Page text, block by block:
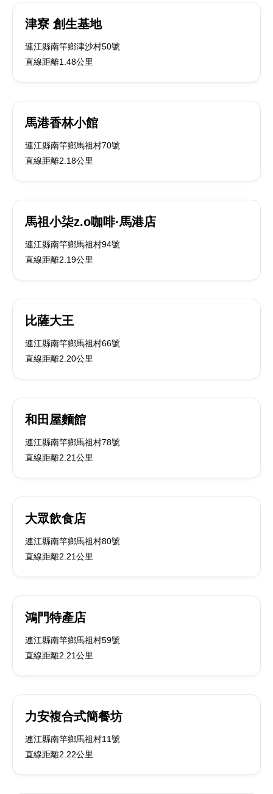
津寮 創生基地
連江縣南竿鄉津沙村50號
直線距離1.48公里
馬港香林小館
連江縣南竿鄉馬祖村70號
直線距離2.18公里
馬祖小柒z.o咖啡·馬港店
連江縣南竿鄉馬祖村94號
直線距離2.19公里
比薩大王
連江縣南竿鄉馬祖村66號
直線距離2.20公里
和田屋麵館
連江縣南竿鄉馬祖村78號
直線距離2.21公里
大眾飲食店
連江縣南竿鄉馬祖村80號
直線距離2.21公里
鴻門特產店
連江縣南竿鄉馬祖村59號
直線距離2.21公里
力安複合式簡餐坊
連江縣南竿鄉馬祖村11號
直線距離2.22公里